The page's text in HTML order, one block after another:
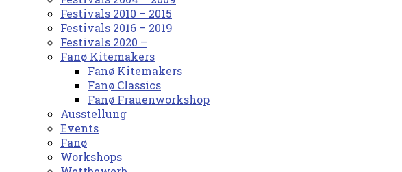
Festivals 2010 – 2015
Festivals 2016 – 2019
Festivals 2020 –
Fanø Kitemakers
Fanø Kitemakers
Fanø Classics
Fanø Frauenworkshop
Ausstellung
Events
Fanø
Workshops